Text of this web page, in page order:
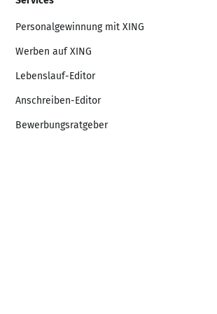
Personalgewinnung mit XING
Werben auf XING
Lebenslauf-Editor
Anschreiben-Editor
Bewerbungsratgeber